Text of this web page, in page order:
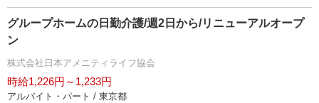
グループホームの日勤介護/週2日から/リニューアルオープ
ン
株式会社日本アメニティライフ協会
時給1,226円～1,233円
アルバイト・パート / 東京都